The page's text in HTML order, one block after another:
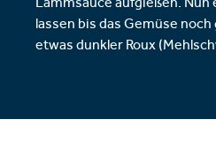
Lammsauce aufgießen. Nun
lassen bis das Gemüse
etwas dunkler Roux